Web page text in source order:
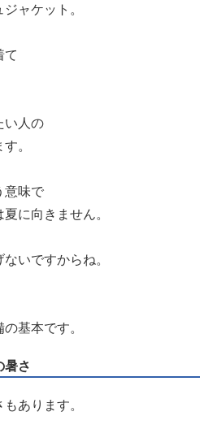
ャケット。
て
い人の
。
意味で
に向きません。
いですからね。
基本です。
暑さ
あります。